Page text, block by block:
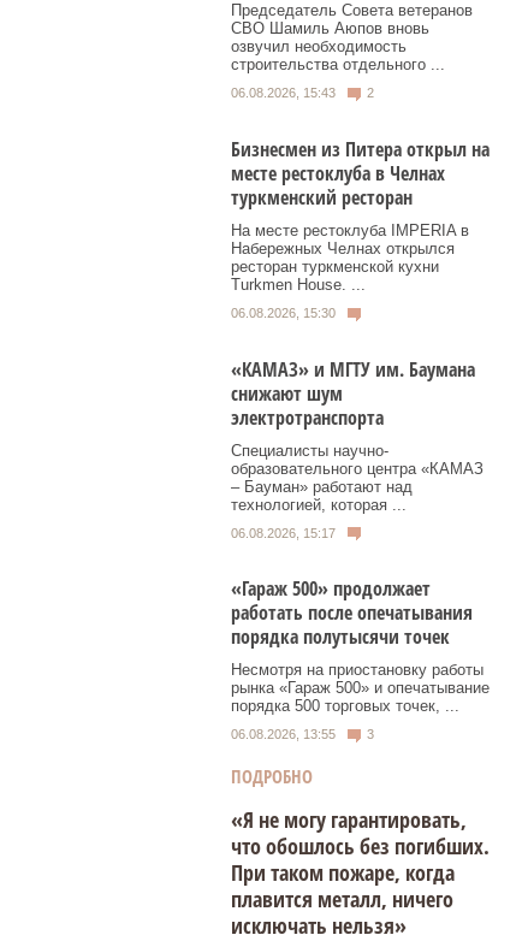
Председатель Совета ветеранов
СВО Шамиль Аюпов вновь
озвучил необходимость
строительства отдельного ...
06.08.2026, 15:43 2
Бизнесмен из Питера открыл на
месте рестоклуба в Челнах
туркменский ресторан
На месте рестоклуба IMPERIA в
Набережных Челнах открылся
ресторан туркменской кухни
Turkmen House. ...
06.08.2026, 15:30
«КАМАЗ» и МГТУ им. Баумана
снижают шум
электротранспорта
Специалисты научно-
образовательного центра «КАМАЗ
– Бауман» работают над
технологией, которая ...
06.08.2026, 15:17
«Гараж 500» продолжает
работать после опечатывания
порядка полутысячи точек
Несмотря на приостановку работы
рынка «Гараж 500» и опечатывание
порядка 500 торговых точек, ...
06.08.2026, 13:55 3
ПОДРОБНО
«Я не могу гарантировать,
что обошлось без погибших.
При таком пожаре, когда
плавится металл, ничего
исключать нельзя»